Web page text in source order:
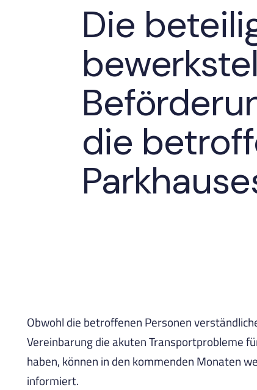
Die
die
Obwohl die betroffenen Personen
Vereinbarung die akuten Transportprobleme
haben, können in den kommenden Monaten
informiert.